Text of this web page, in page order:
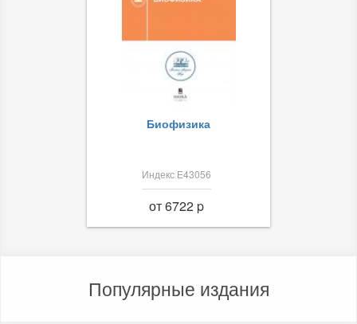
Биофизика
Индекс Е43056
от 6722 p
Популярные издания